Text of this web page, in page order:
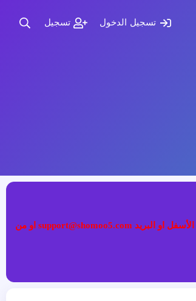
تسجيل الدخول تسجيل
إذا كنت تواجه مشكلة في تسجيل الدخول الى عضويتك فضلا قم بطلب تغيير كلمة المرور عبر (نسيت كلمة المرور) أو التواصل معنا عبر أيقونة التواصل في الأسفل او البريد support@shomoo5.com او من